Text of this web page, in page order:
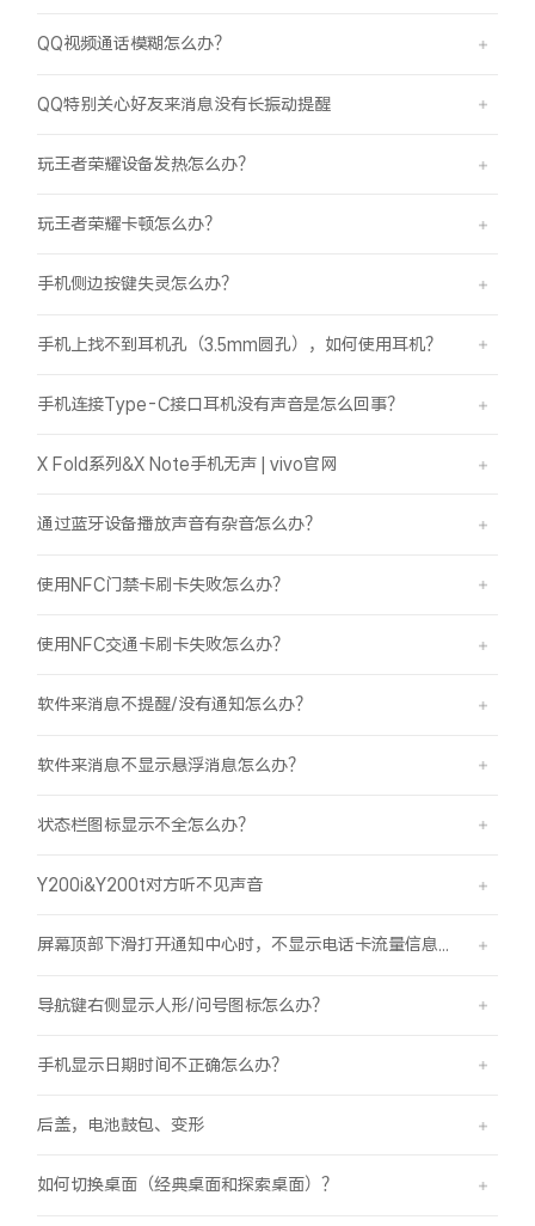
QQ视频通话模糊怎么办？
QQ特别关心好友来消息没有长振动提醒
玩王者荣耀设备发热怎么办？
玩王者荣耀卡顿怎么办？
手机侧边按键失灵怎么办？
手机上找不到耳机孔（3.5mm圆孔），如何使用耳机？
手机连接Type-C接口耳机没有声音是怎么回事？
X Fold系列&X Note手机无声 | vivo官网
通过蓝牙设备播放声音有杂音怎么办？
使用NFC门禁卡刷卡失败怎么办？
使用NFC交通卡刷卡失败怎么办？
软件来消息不提醒/没有通知怎么办？
软件来消息不显示悬浮消息怎么办？
状态栏图标显示不全怎么办？
Y200i&Y200t对方听不见声音
屏幕顶部下滑打开通知中心时，不显示电话卡流量信息怎么办？
导航键右侧显示人形/问号图标怎么办？
手机显示日期时间不正确怎么办？
后盖，电池鼓包、变形
如何切换桌面（经典桌面和探索桌面）？